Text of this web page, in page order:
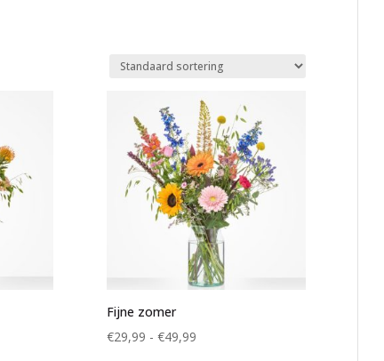
Fijne zomer
€29,99 - €49,99Prijsklasse: